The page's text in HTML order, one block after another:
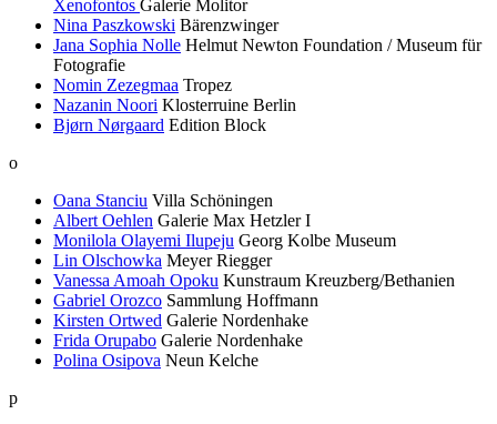
Xenofontos Galerie Molitor
Nina Paszkowski Bärenzwinger
Jana Sophia Nolle Helmut Newton Foundation / Museum für
Fotografie
Nomin Zezegmaa Tropez
Nazanin Noori Klosterruine Berlin
Bjørn Nørgaard Edition Block
o
Oana Stanciu Villa Schöningen
Albert Oehlen Galerie Max Hetzler I
Monilola Olayemi Ilupeju Georg Kolbe Museum
Lin Olschowka Meyer Riegger
Vanessa Amoah Opoku Kunstraum Kreuzberg/Bethanien
Gabriel Orozco Sammlung Hoffmann
Kirsten Ortwed Galerie Nordenhake
Frida Orupabo Galerie Nordenhake
Polina Osipova Neun Kelche
p